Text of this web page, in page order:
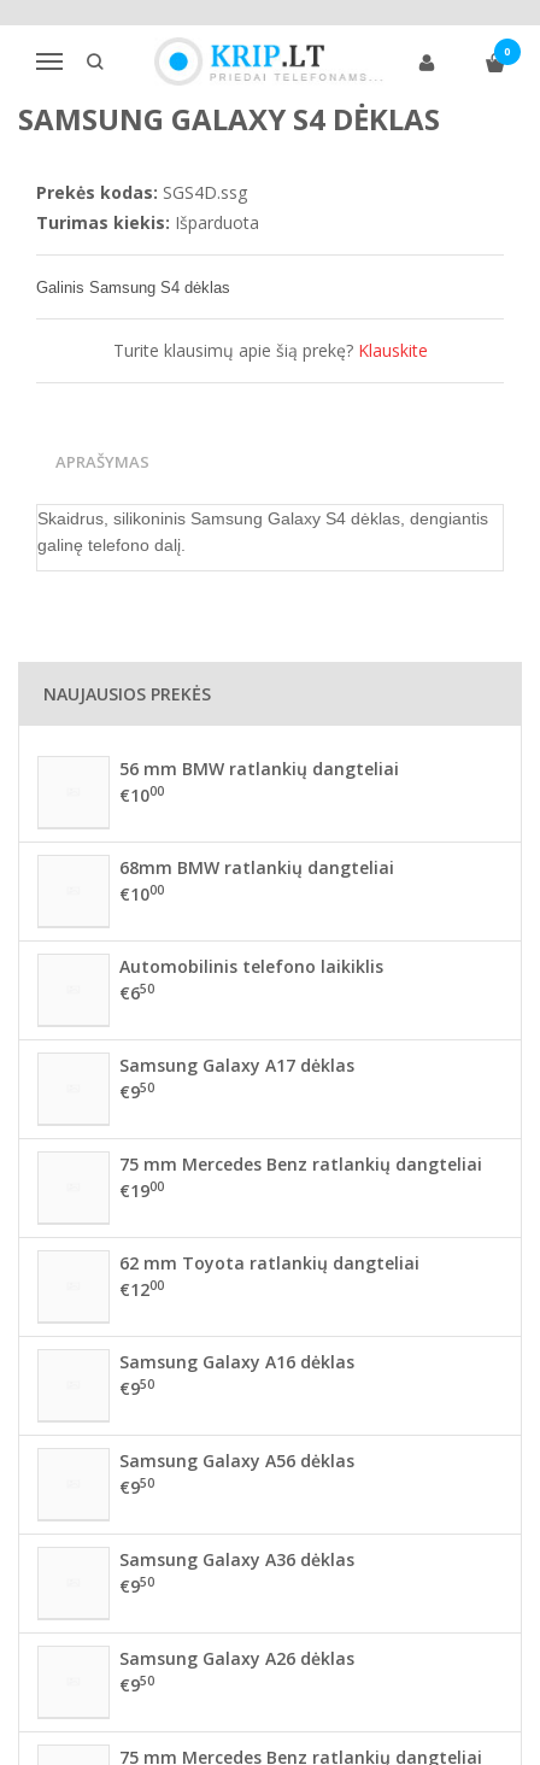
Navigacija
0
Pagrindinis Telefonų dėklai Samsung S klasė
S4
Samsung Galaxy S4 dėklas
SAMSUNG GALAXY S4 DĖKLAS
Prekės kodas: SGS4D.ssg
Turimas kiekis: Išparduota
Galinis Samsung S4 dėklas
Turite klausimų apie šią prekę? Klauskite
APRAŠYMAS
Skaidrus, silikoninis Samsung Galaxy S4 dėklas, dengiantis
galinę telefono dalį.
NAUJAUSIOS PREKĖS
56 mm BMW ratlankių dangteliai
€1000
68mm BMW ratlankių dangteliai
€1000
Automobilinis telefono laikiklis
€650
Samsung Galaxy A17 dėklas
€950
75 mm Mercedes Benz ratlankių dangteliai
€1900
62 mm Toyota ratlankių dangteliai
€1200
Samsung Galaxy A16 dėklas
€950
Samsung Galaxy A56 dėklas
€950
Samsung Galaxy A36 dėklas
€950
Samsung Galaxy A26 dėklas
€950
75 mm Mercedes Benz ratlankių dangteliai